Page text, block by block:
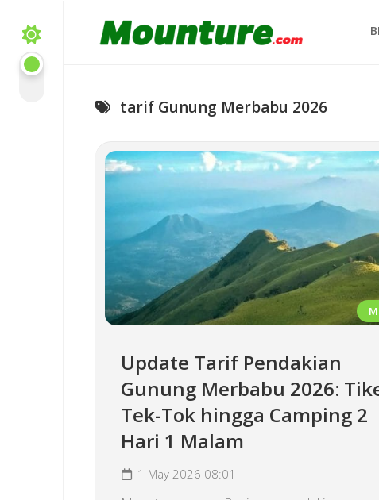
content
tarif Gunung Merbabu 2026
Update Tarif Pendakian
Gunung Merbabu 2026:
Tek-Tok hingga Camping 2
Hari 1 Malam
1 May 2026 08:01